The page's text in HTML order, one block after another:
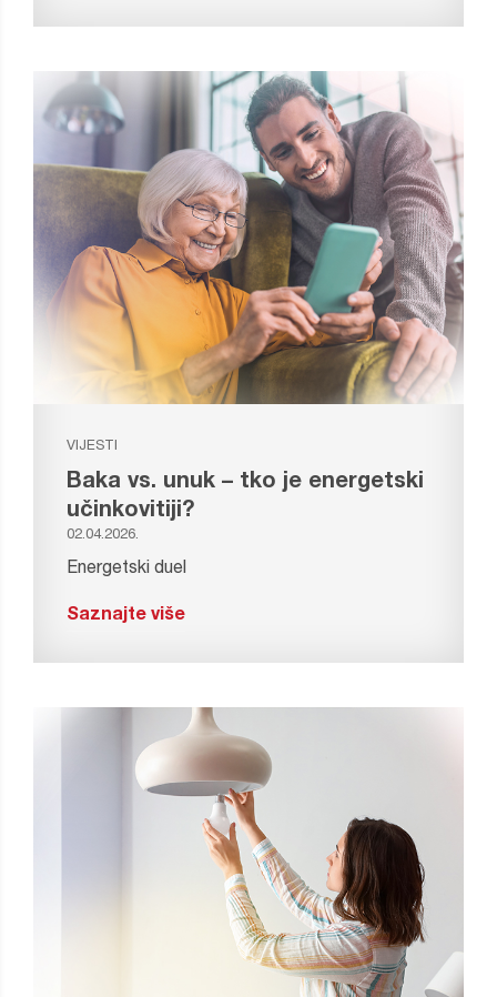
VIJESTI
Baka vs. unuk – tko je energetski
učinkovitiji?
02.04.2026.
Energetski duel
Saznajte više